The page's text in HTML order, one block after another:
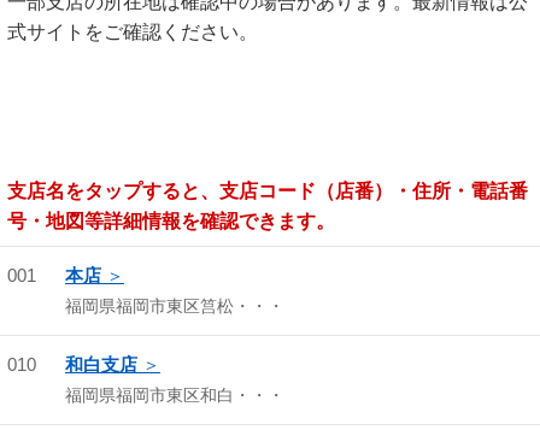
式サイトをご確認ください。
支店名をタップすると、支店コード（店番）・住所・電話番
号・地図等詳細情報を確認できます。
001 本店
福岡県福岡市東区筥松・・・
010 和白支店
福岡県福岡市東区和白・・・